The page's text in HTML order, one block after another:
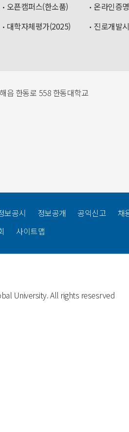
오픈캠퍼스(한소품)
온라인증
대학자체평가(2025)
진로개발
읍 한동로 558 한동대학교
University. All rights resesrved
보공시 정보공개 공익신고
채
사이트맵